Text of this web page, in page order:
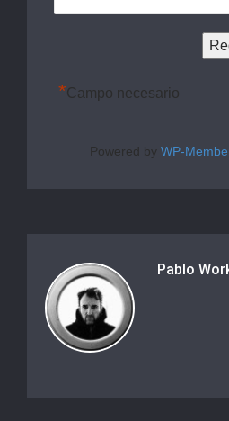
*Campo necesario
Powered by WP-
Pablo